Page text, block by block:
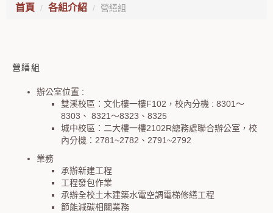
首頁 各組介紹 營繕組
營繕組
辦公室位置 :
雙溪校區：文化樓一樓F102，校內分機 : 8301～
8303、 8321～8323、8325
城中校區：二大樓一樓2102R總務處聯合辦公室，校
內分機：2781~2782、2791~2792
業務
承辦新建工程
工程發包作業
承辦全校土木建築水電空調電梯修繕工程
節能減碳相關業務